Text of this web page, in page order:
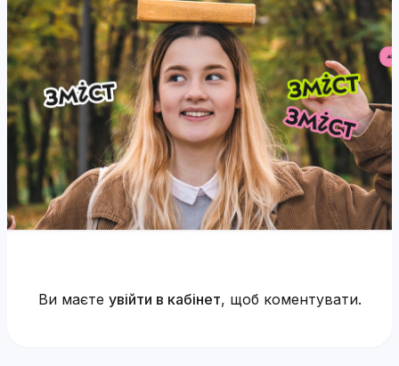
Ви маєте увійти в кабінет, щоб коментувати.